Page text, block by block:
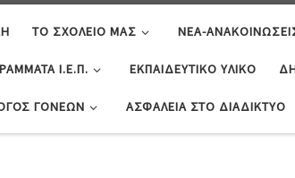
ΤΟ ΣΧΟΛΕΊΟ ΜΑΣ ΝΈΑ-
Ι.Ε.Π. ΕΚΠΑΙΔΕΥΤΙΚΌ ΥΛΙΚΌ
ΓΟΝΈΩΝ ΑΣΦΆΛΕΙΑ ΣΤΟ ΔΙΑΔΊΚΤΥΟ